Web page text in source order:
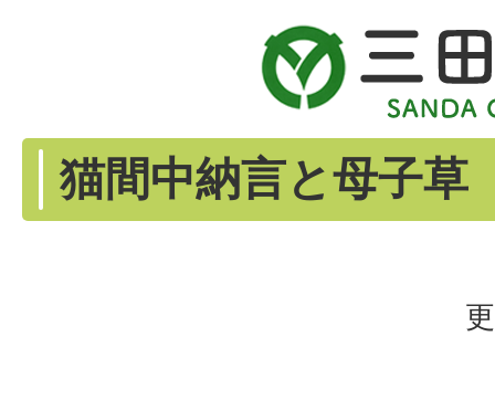
猫間中納言と母子草